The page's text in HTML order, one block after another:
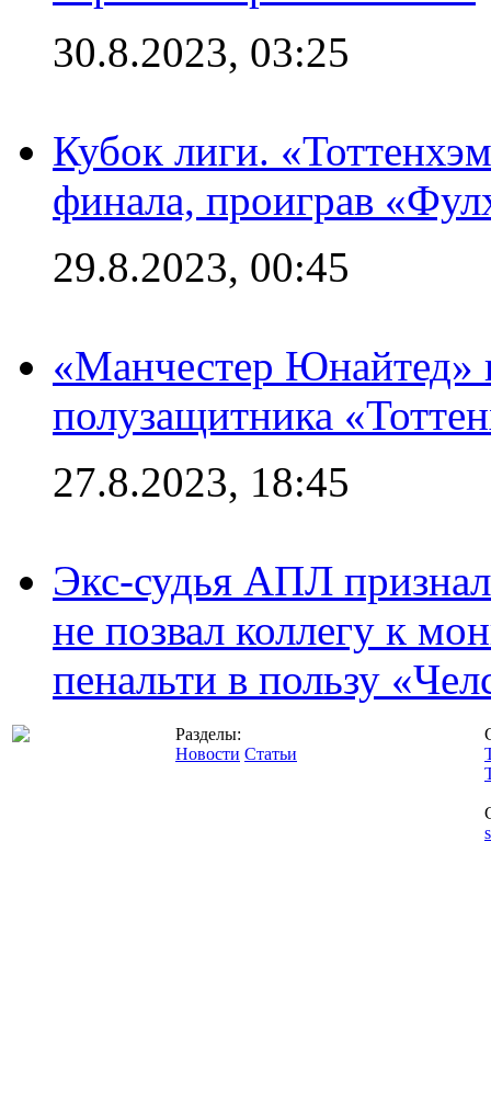
30.8.2023, 03:25
Кубок лиги.
финала, проиграв
29.8.2023, 00:45
«Манчестер Юнайтед»
полузащитника
27.8.2023, 18:45
Экс-судья АПЛ
не позвал коллегу к
пенальти в пользу
Разделы:
Новости Статьи